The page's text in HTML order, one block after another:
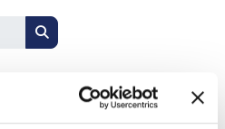
Cerca corsi